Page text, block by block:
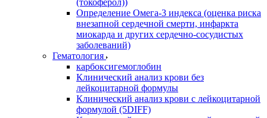
(токоферол))
Определение Омега-3 индекса (оценка риска
внезапной сердечной смерти, инфаркта
миокарда и других сердечно-сосудистых
заболеваний)
Гематология
карбоксигемоглобин
Клинический анализ крови без
лейкоцитарной формулы
Клинический анализ крови с лейкоцитарной
формулой (5DIFF)